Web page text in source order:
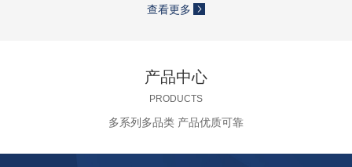
查看更多
产品中心
PRODUCTS
多系列多品类 产品优质可靠